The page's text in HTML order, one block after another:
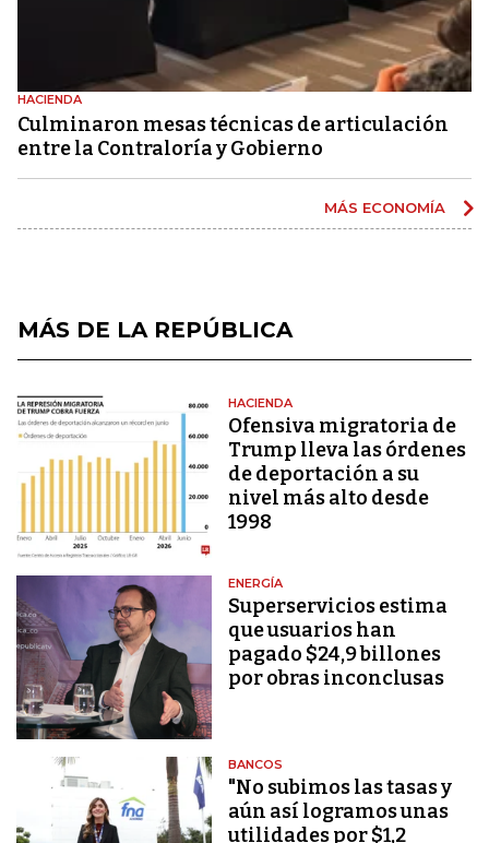
HACIENDA
Culminaron mesas técnicas de articulación
entre la Contraloría y Gobierno
MÁS ECONOMÍA
MÁS DE LA REPÚBLICA
HACIENDA
Ofensiva migratoria de
Trump lleva las órdenes
de deportación a su
nivel más alto desde
1998
ENERGÍA
Superservicios estima
que usuarios han
pagado $24,9 billones
por obras inconclusas
BANCOS
"No subimos las tasas y
aún así logramos unas
utilidades por $1,2